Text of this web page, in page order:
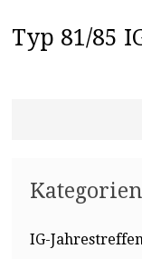
Typ 81/85
Kategorien
IG-Jahrestreffen